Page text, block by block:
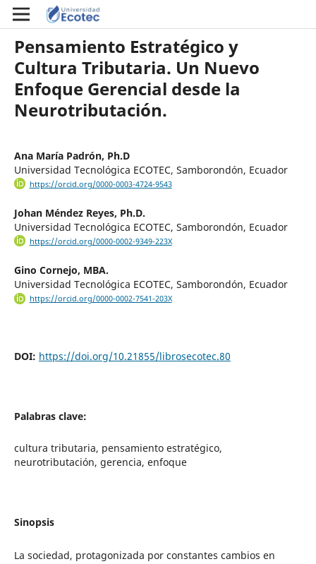
Pensamiento Estratégico y
Cultura Tributaria. Un Nuevo
Enfoque Gerencial desde la
Neurotributación.
Ana María Padrón, Ph.D
Universidad Tecnológica ECOTEC, Samborondón, Ecuador
https://orcid.org/0000-0003-4724-9543
Johan Méndez Reyes, Ph.D.
Universidad Tecnológica ECOTEC, Samborondón, Ecuador
https://orcid.org/0000-0002-9349-223X
Gino Cornejo, MBA.
Universidad Tecnológica ECOTEC, Samborondón, Ecuador
https://orcid.org/0000-0002-7541-203X
DOI: https://doi.org/10.21855/librosecotec.80
Palabras clave:
cultura tributaria, pensamiento estratégico,
neurotributación, gerencia, enfoque
Sinopsis
La sociedad, protagonizada por constantes cambios en